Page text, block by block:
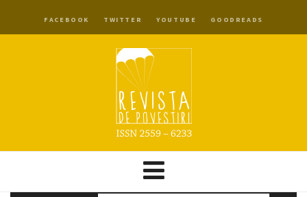
FACEBOOK TWITTER YOUTUBE GOODREADS